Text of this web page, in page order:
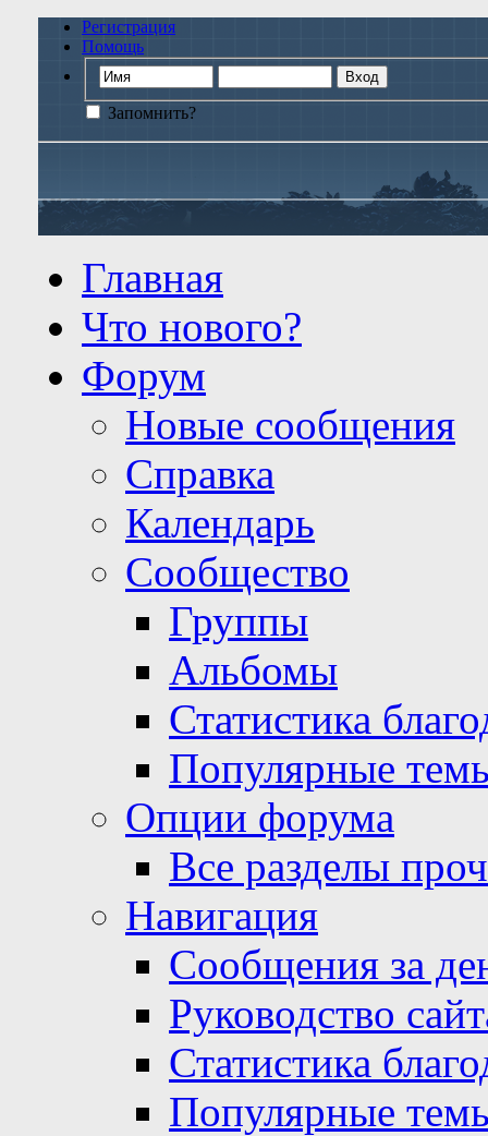
Регистрация
Помощь
Запомнить?
Главная
Что нового?
Форум
Новые сообщения
Справка
Календарь
Сообщество
Группы
Альбомы
Статистика
Популярные
Опции форума
Все разделы
Навигация
Сообщения за
Руководство
Статистика
Популярные